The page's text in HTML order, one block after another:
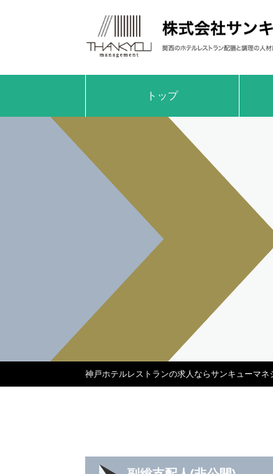
トップ
神戸ホテルレストランの求人ならサンキューマネ